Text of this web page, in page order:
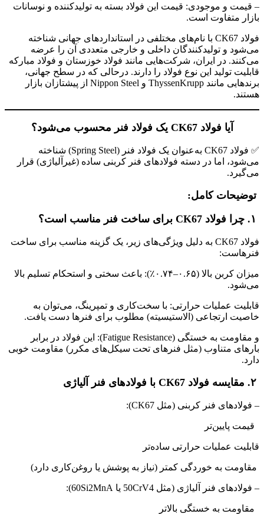
– قیمت و موجودی: قیمت این فولاد بسته به تولیدکننده و نوسانات
بازار متفاوت است.
فولاد CK67 با نام‌های مختلفی در استانداردهای جهانی شناخته
می‌شود و تولیدکنندگان داخلی و خارجی متعددی آن را عرضه
می‌کنند. در ایران، شرکت‌هایی مانند فولاد خوزستان و فولاد مبارکه
قابلیت تولید این نوع فولاد را دارند. درحالی که در سطح جهانی،
برندهایی مانند ThyssenKrupp و Nippon Steel از پیشتازان بازار
هستند.
آیا فولاد CK67 یک فولاد فنر محسوب می‌شود؟
✅ فولاد CK67 به‌عنوان یک فولاد فنر (Spring Steel) شناخته
می‌شود، اما در دسته فولادهای فنر کربنی ساده (غیرآلیاژی) قرار
می‌گیرد.
توضیحات کامل:
فولاد CK67 به دلیل ویژگی‌های زیر، یک گزینه مناسب برای ساخت
فنرهاست:
میزان کربن بالا (۰.۶۵–۰.۷۴٪): باعث سختی و استحکام تسلیم بالا
می‌شود.
قابلیت عملیات حرارتی: با سخت‌کاری و تمپرینگ، می‌توان به
خاصیت ارتجاعی (الاستیسیته) مطلوب برای فنرها دست یافت.
و مقاومت به خستگی (Fatigue Resistance): این فولاد در برابر
بارهای متناوب (مثل فنرهای تحت سیکل‌های مکرر) مقاومت خوبی
دارد.
– فولادهای فنر کربنی (مثل CK67):
قیمت پایین‌تر
قابلیت عملیات حرارتی ساده‌تر
مقاومت به خوردگی کمتر (نیاز به پوشش یا روغن‌کاری دارد)
– فولادهای فنر آلیاژی (مثل 50CrV4 یا 60Si2MnA):
مقاومت به خستگی بالاتر